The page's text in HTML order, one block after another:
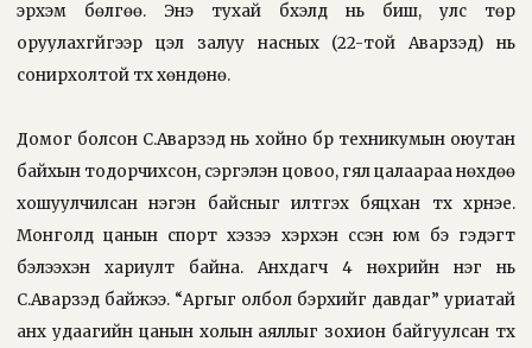
эрхэм бөлгөө. Энэ тухай бүхэлд нь биш, улс төр
оруулахгүйгээр цэл залуу насных (22-той Аварзэд) нь
сонирхолтой түүх хөндөнө.
Домог болсон С.Аварзэд нь хойно бүр техникумын оюутан
байхын тодорчихсон, сэргэлэн цовоо, гял цалаараа нөхдөө
хошуулчилсан нэгэн байсныг илтгэх бяцхан түүх хүүрнэе.
Монголд цанын спорт хэзээ хэрхэн үүссэн юм бэ гэдэгт
бэлээхэн хариулт байна. Анхдагч 4 нөхрийн нэг нь
С.Аварзэд байжээ. “Аргыг олбол бэрхийг давдаг” уриатай
анх удаагийн цанын холын аяллыг зохион байгуулсан түүх